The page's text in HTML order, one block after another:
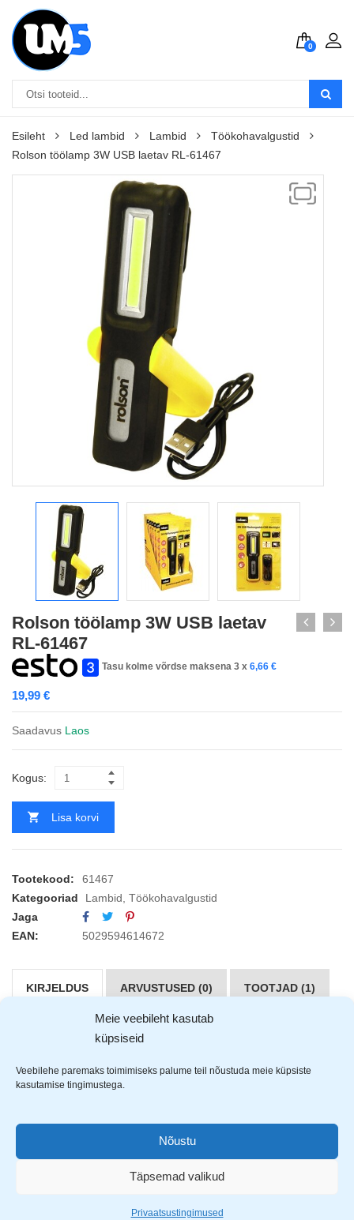
Meie veebileht kasutab
küpsiseid
Veebilehe paremaks toimimiseks palume teil nõustuda meie küpsiste
kasutamise tingimustega.
Nõustu
Täpsemad valikud
Privaatsustingimused
0
Esileht Led lambid Lambid
Töökohavalgustid
Rolson töölamp 3W USB laetav RL-61467
Rolson töölamp 3W USB laetav
RL-61467
Tasu kolme võrdse maksena 3 x 6,66 €
19,99 €
Saadavus Laos
Kogus:
Lisa korvi
Tootekood:
61467
Kategooriad
Lambid Töökohavalgustid
Jaga
EAN:
5029594614672
KIRJELDUS ARVUSTUSED (0) TOOTJAD (1)
Rolson töölamp 3W USB laetav
3W COB 150 luumenit
1W LED 50 luumenit
laadimise aeg 3 tundi, tööaeg 2,5 tundi
tugev magnetiga põhi